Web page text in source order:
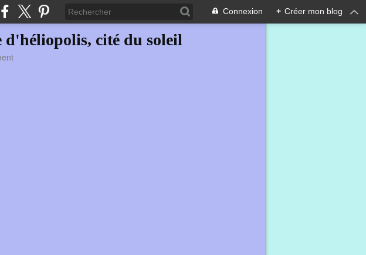
Connexion + Créer mon blog
cité du soleil